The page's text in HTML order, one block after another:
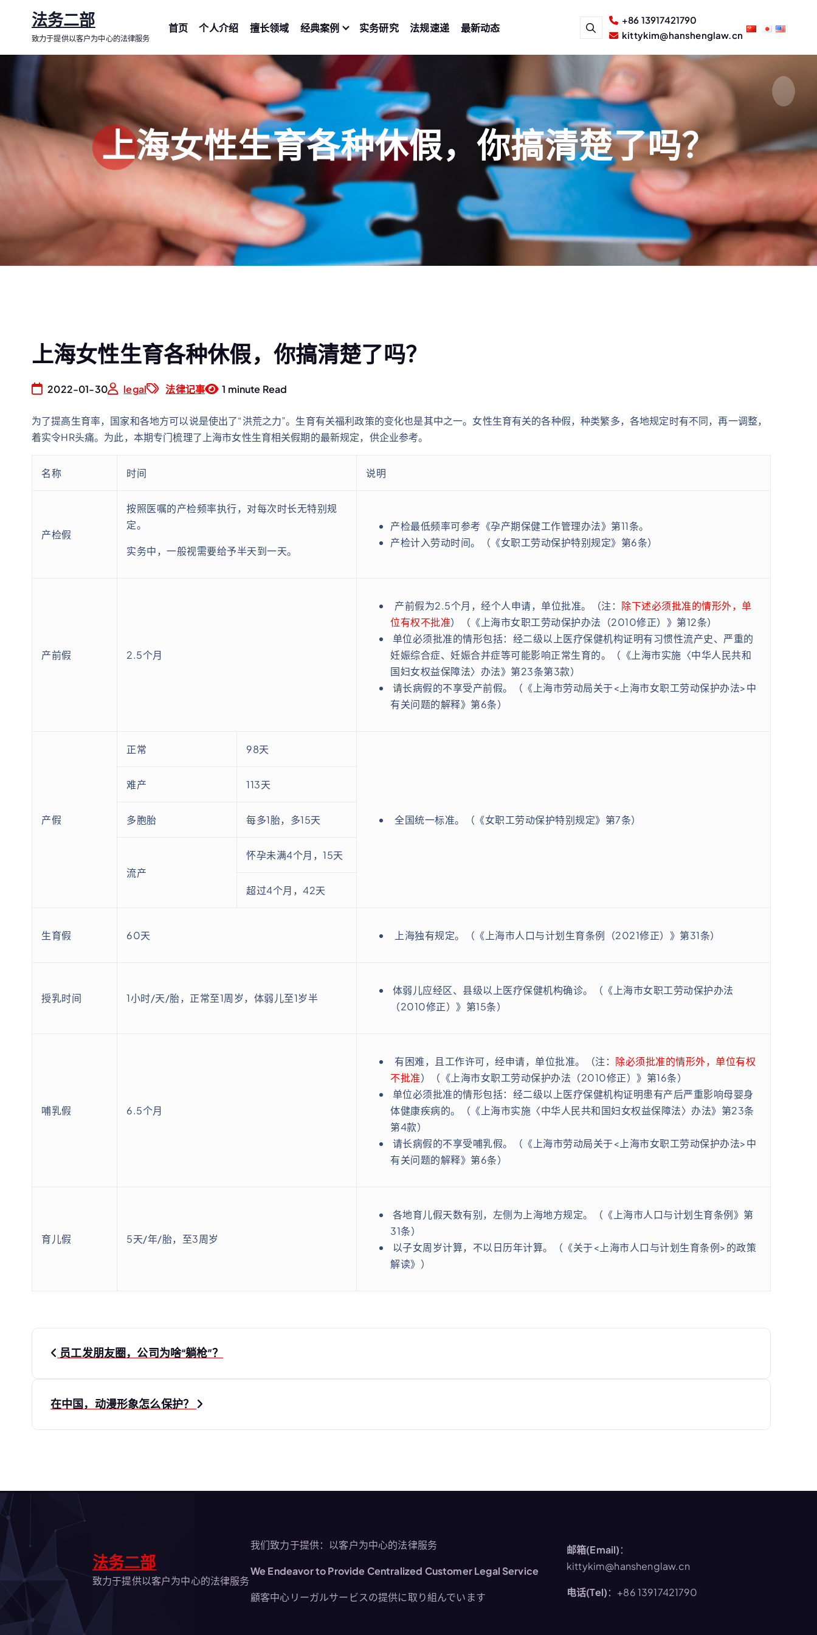
内
法务二部
致力于提供以客户为中心的法律服务
首页 个人介绍 擅长领域 经典案例 实务研究 法规速递 最新动态
+86 13917421790
kittykim@hanshenglaw.cn
上海女性生育各种休假，你搞清楚了吗？
上海女性生育各种休假，你搞清楚了吗？
2022-01-30 legal 法律记事 1 minute Read
为了提高生育率，国家和各地方可以说是使出了“洪荒之力”。生育有关福利政策的变化也是其中之一。女性生育有关的各种假，种类繁多，各地规定时有不同，再一调整，
着实令HR头痛。为此，本期专门梳理了上海市女性生育相关假期的最新规定，供企业参考。
名称 时间 说明
产检假
按照医嘱的产检频率执行，对每次时长无特别规
定。
实务中，一般视需要给予半天到一天。
产检最低频率可参考《孕产期保健工作管理办法》第11条。
产检计入劳动时间。（《女职工劳动保护特别规定》第6条）
产前假 2.5个月
产前假为2.5个月，经个人申请，单位批准。（注： 除下述必须批准的情形外，单
位有权不批准）（《上海市女职工劳动保护办法（2010修正）》第12条）
单位必须批准的情形包括：经二级以上医疗保健机构证明有习惯性流产史、严重的
妊娠综合症、妊娠合并症等可能影响正常生育的。（《上海市实施〈中华人民共和
国妇女权益保障法〉办法》第23条第3款）
请长病假的不享受产前假。（《上海市劳动局关于<上海市女职工劳动保护办法>中
有关问题的解释》第6条）
产假
正常 98天
全国统一标准。（《女职工劳动保护特别规定》第7条）
难产 113天
多胞胎 每多1胎，多15天
流产
怀孕未满4个月，15天
超过4个月，42天
生育假 60天 上海独有规定。（《上海市人口与计划生育条例（2021修正）》第31条）
授乳时间 1小时/天/胎，正常至1周岁，体弱儿至1岁半
体弱儿应经区、县级以上医疗保健机构确诊。（《上海市女职工劳动保护办法
（2010修正）》第15条）
哺乳假 6.5个月
有困难，且工作许可，经申请，单位批准。（注： 除必须批准的情形外，单位有权
不批准）（《上海市女职工劳动保护办法（2010修正）》第16条）
单位必须批准的情形包括：经二级以上医疗保健机构证明患有产后严重影响母婴身
体健康疾病的。（《上海市实施〈中华人民共和国妇女权益保障法〉办法》第23条
第4款）
请长病假的不享受哺乳假。（《上海市劳动局关于<上海市女职工劳动保护办法>中
有关问题的解释》第6条）
育儿假 5天/年/胎，至3周岁
各地育儿假天数有别，左侧为上海地方规定。（《上海市人口与计划生育条例》第
31条）
以子女周岁计算，不以日历年计算。（《关于<上海市人口与计划生育条例>的政策
解读》）
文
导
员工发朋友圈，公司为啥“躺枪”？
在中国，动漫形象怎么保护？
法务二部
致力于提供以客户为中心的法律服务
我们致力于提供：以客户为中心的法律服务
We Endeavor to Provide Centralized Customer Legal Service
顧客中心リーガルサービスの提供に取り組んでいます
邮箱(Email)：
kittykim@hanshenglaw.cn
电话(Tel)：+86 13917421790